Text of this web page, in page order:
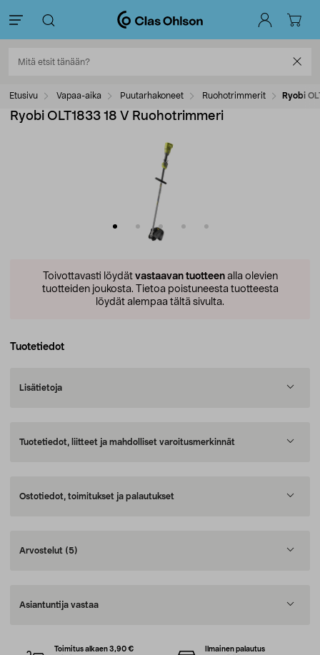
Etusivu Vapaa-aika Puutarhakoneet Ruohotrimmerit Ryobi
Ryobi OLT1833 18 V Ruohotrimmeri
Toivottavasti löydät vastaavan tuotteenalla olevien
tuotteiden joukosta. Tietoa poistuneesta tuotteesta
löydät alempaa tältä sivulta.
Tuotetiedot
Lisätietoja
Tuotetiedot, liitteet ja mahdolliset varoitusmerkinnät
Ostotiedot, toimitukset ja palautukset
Arvostelut (5)
Asiantuntija vastaa
Toimitus alkaen 3,90 €
Ilmainen palautus